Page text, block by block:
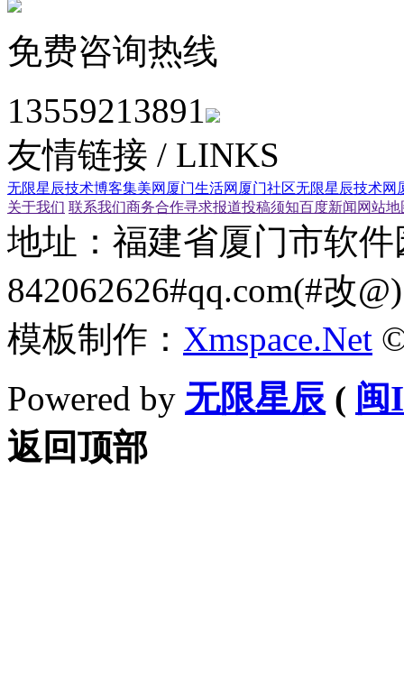
免费咨询热线
13559213891
友情链接 / LINKS
无限星辰技术博客集美网 厦门生活网 厦门社区无限星辰技术网
关于我们 联系我们商务合作寻求报道投稿须知百度新闻 网站地
地址：福建省厦门
842062626#qq.com(#改@)
模板制作： Xmspace.Net
Powered by 无限星辰 ( 闽
返回顶部